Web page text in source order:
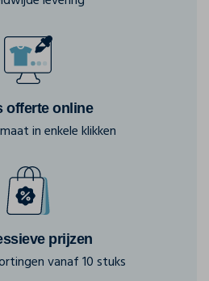
offerte online
in enkele klikken
prijzen
vanaf 10 stuks